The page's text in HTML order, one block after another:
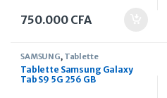
750.000 CFA
SAMSUNG, Tablette
Tablette Samsung Galaxy
Tab S9 5G 256 GB